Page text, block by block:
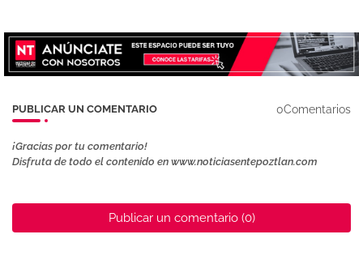
PUBLICAR UN COMENTARIO 0Comentarios
¡Gracias por tu comentario!
Disfruta de todo el contenido en www.noticiasentepoztlan.com
Publicar un comentario (0)